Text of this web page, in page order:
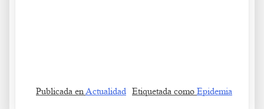
Publicada en Actualidad Etiquetada como Epidemia